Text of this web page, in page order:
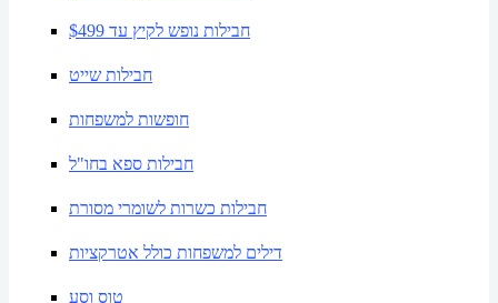
חבילות נופש לקיץ עד $499
חבילות שייט
חופשות למשפחות
חבילות ספא בחו"ל
חבילות כשרות לשומרי מסורת
דילים למשפחות כולל אטרקציות
טוס וסע